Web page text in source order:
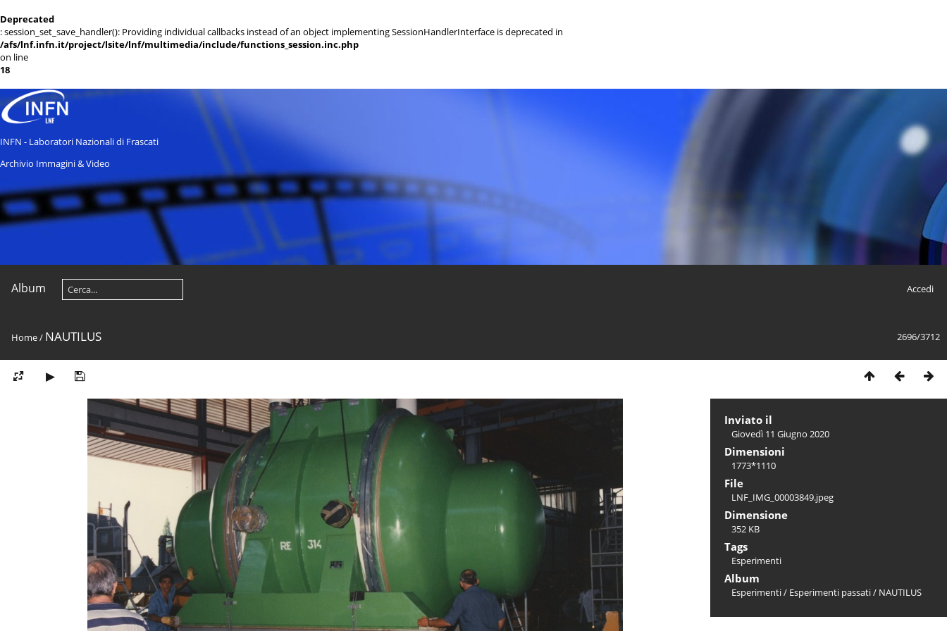
Deprecated
: session_set_save_handler(): Providing individual callbacks instead of an object implementing SessionHandlerInterface is deprecated in
/afs/lnf.infn.it/project/lsite/lnf/multimedia/include/functions_session.inc.php
on line
18
INFN - Laboratori Nazionali di Frascati
Archivio Immagini & Video
Album Accedi
2696/3712
Home/ NAUTILUS
Inviato il
Giovedì 11 Giugno 2020
Dimensioni
1773*1110
File
LNF_IMG_00003849.jpeg
Dimensione
352 KB
Tags
Esperimenti
Album
Esperimenti/ Esperimenti passati/ NAUTILUS